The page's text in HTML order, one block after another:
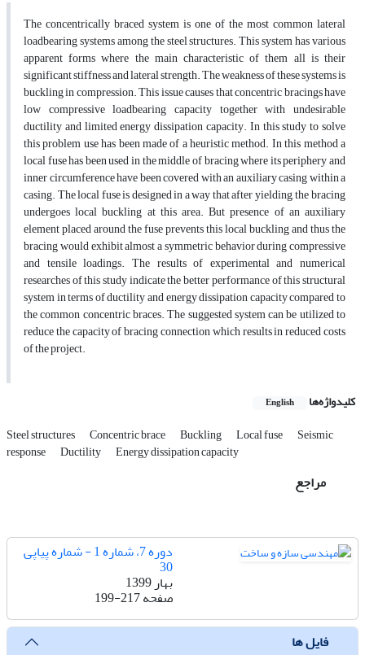
The concentrically braced system is one of the most common lateral
loadbearing systems among the steel structures. This system has various
apparent forms where the main characteristic of them all is their
significant stiffness and lateral strength. The weakness of these systems is
buckling in compression. This issue causes that concentric bracings have
low compressive loadbearing capacity together with undesirable
ductility and limited energy dissipation capacity. In this study to solve
this problem use has been made of a heuristic method. In this method a
local fuse has been used in the middle of bracing where its periphery and
inner circumference have been covered with an auxiliary casing within a
casing. The local fuse is designed in a way that after yielding, the bracing
undergoes local buckling at this area. But presence of an auxiliary
element placed around the fuse prevents this local buckling and thus the
bracing would exhibit almost a symmetric behavior during compressive
and tensile loadings. The results of experimental and numerical
researches of this study indicate the better performance of this structural
system in terms of ductility and energy dissipation capacity compared to
the common concentric braces. The suggested system can be utilized to
reduce the capacity of bracing connection which results in reduced costs
of the project.
کلیدواژه‌ها English
Steel structures Concentric brace Buckling Local fuse Seismic
response Ductility Energy dissipation capacity
مراجع
دوره 7، شماره 1 - شماره پیاپی
30
بهار 1399
صفحه199-217
فایل ها